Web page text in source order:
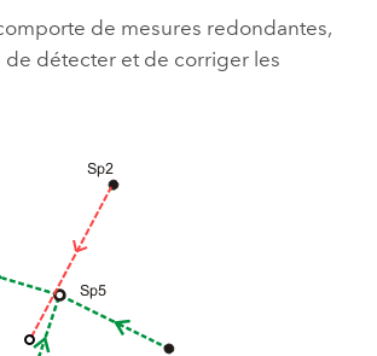
de mesures redondantes,
de détecter et de corriger les